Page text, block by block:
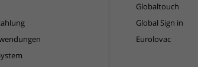
Globaltouch
Global Sign in
Eurolovac